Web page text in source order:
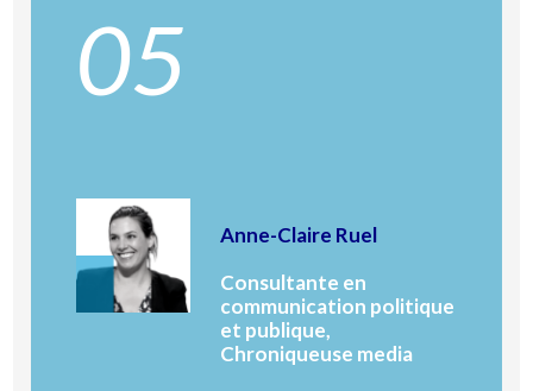
05
Anne-Claire Ruel
Consultante en
communication politique
et publique,
Chroniqueuse media